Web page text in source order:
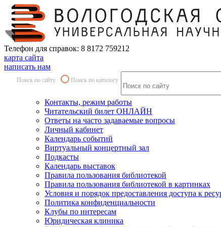
Телефон для справок: 8 8172 759212
карта сайта
написать нам
Поиск по сайту Поиск по каталогу
Контакты, режим работы
Читательский билет ОНЛАЙН
Ответы на часто задаваемые вопросы
Личный кабинет
Календарь событий
Виртуальный концертный зал
Подкасты
Календарь выставок
Правила пользования библиотекой
Правила пользования библиотекой в картинках
Условия и порядок предоставления доступа к
Политика конфиденциальности
Клубы по интересам
Юридическая клиника